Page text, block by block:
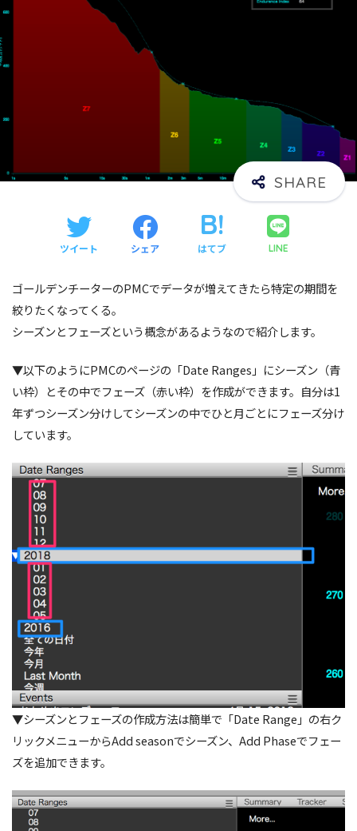
ツイート シェア はてブ LINE
ゴールデンチーターのPMCでデータが増えてきたら特定の期間を
絞りたくなってくる。
シーズンとフェーズという概念があるようなので紹介します。
▼以下のようにPMCのページの「Date Ranges」にシーズン（青
い枠）とその中でフェーズ（赤い枠）を作成ができます。自分は1
年ずつシーズン分けしてシーズンの中でひと月ごとにフェーズ分け
しています。
▼シーズンとフェーズの作成方法は簡単で「Date Range」の右ク
リックメニューからAdd seasonでシーズン、Add Phaseでフェー
ズを追加できます。